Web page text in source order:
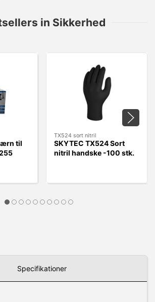
in Sikkerhed
til
TX524 sort nitril
SKYTEC TX524 Sort
nitril handske -100 stk.
Specifikationer